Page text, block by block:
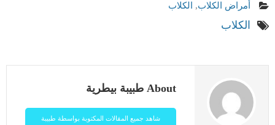
أمراض الكلاب, الكلاب
الكلاب
About طبيبة بيطرية
شاهد جميع المقالات المكتوبة بواسطة طبيبة